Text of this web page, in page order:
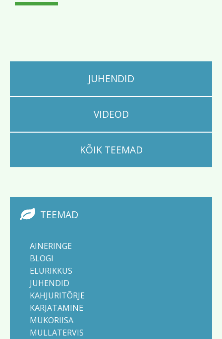
JUHENDID
VIDEOD
KÕIK TEEMAD
TEEMAD
AINERINGE
BLOGI
ELURIKKUS
JUHENDID
KAHJURITÕRJE
KARJATAMINE
MÜKORIISA
MULLATERVIS